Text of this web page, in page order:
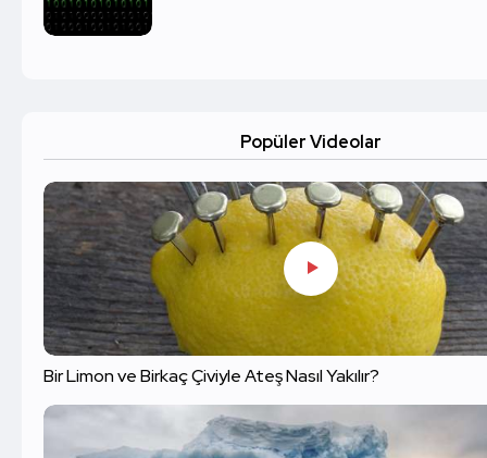
Popüler Videolar
Bir Limon ve Birkaç Çiviyle Ateş Nasıl Yakılır?